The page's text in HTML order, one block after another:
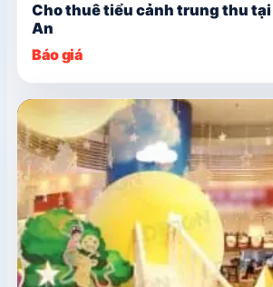
Cho thuê tiểu cảnh trung thu tại
An
Báo giá